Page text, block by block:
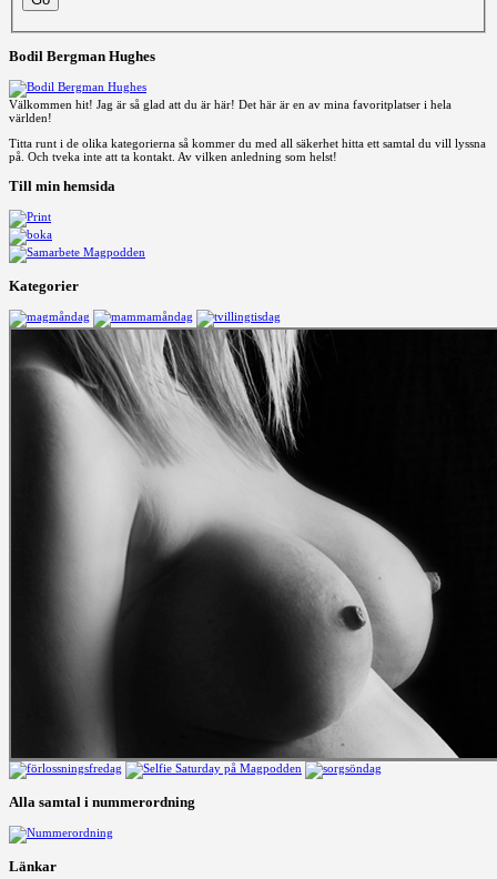
Bodil Bergman Hughes
Välkommen hit! Jag är så glad att du är här! Det här är en av mina favoritplatser i hela
världen!
Titta runt i de olika kategorierna så kommer du med all säkerhet hitta ett samtal du vill lyssna
på. Och tveka inte att ta kontakt. Av vilken anledning som helst!
Till min hemsida
Kategorier
Alla samtal i nummerordning
Länkar